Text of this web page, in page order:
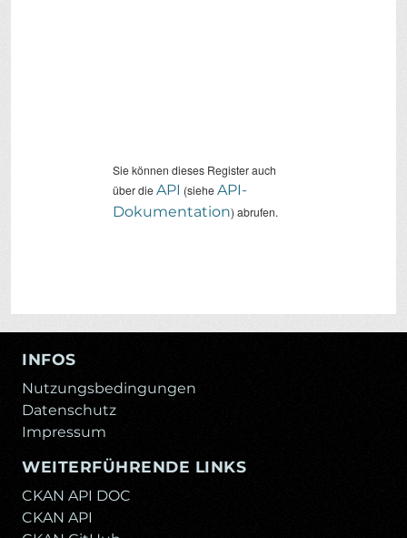
Sie können dieses Register auch
über dieAPI (sieheAPI-
Dokumentation) abrufen.
INFOS
Nutzungsbedingungen
Datenschutz
Impressum
WEITERFÜHRENDE LINKS
CKAN API DOC
CKAN API